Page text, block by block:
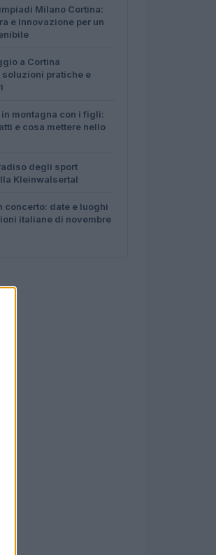
Milano Cortina:
e Innovazione per un
a Cortina
soluzioni pratiche e
montagna con i figli:
e cosa mettere nello
degli sport
Kleinwalsertal
concerto: date e luoghi
italiane di novembre